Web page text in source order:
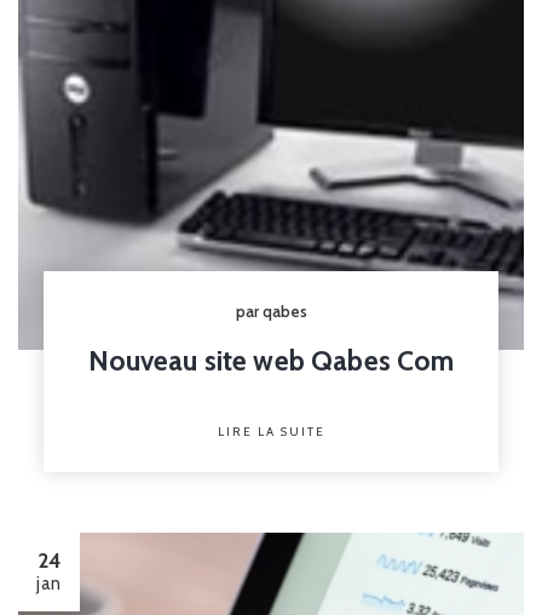
par qabes
Nouveau site web Qabes Com
LIRE LA SUITE
24
jan